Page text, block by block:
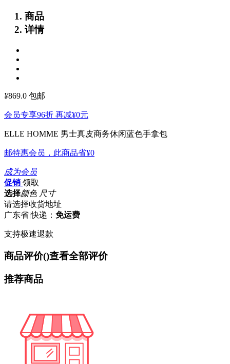
商品
详情
¥869.0 包邮
会员专享96折 再减¥0元
ELLE HOMME 男士真皮商务休闲蓝色手拿包
邮特惠会员，此商品省¥0
成为会员
促销 领取
选择颜色 尺寸
请选择收货地址
广东省|快递： 免运费
支持极速退款
商品评价()查看全部评价
推荐商品